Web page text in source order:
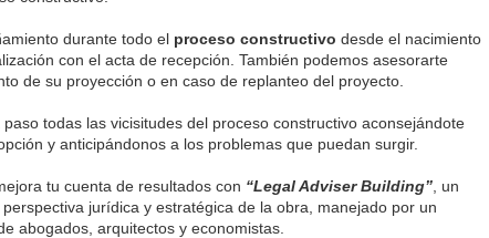
durante todo el proceso constructivo desde el nacimiento
con el acta de recepción. También podemos asesorarte
de su proyección o en caso de replanteo del proyecto.
todas las vicisitudes del proceso constructivo aconsejándote
y anticipándonos a los problemas que puedan surgir.
tu cuenta de resultados con “Legal Adviser Building” , un
jurídica y estratégica de la obra, manejado por un
abogados, arquitectos y economistas.